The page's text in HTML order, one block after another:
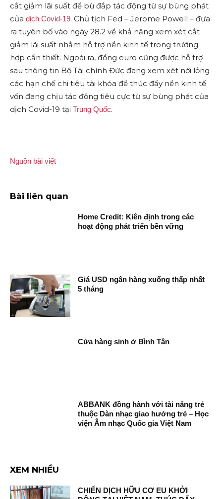
cắt giảm lãi suất để bù đắp tác động từ sự bùng phát
của dịch Covid-19. Chủ tịch Fed – Jerome Powell – đưa
ra tuyên bố vào ngày 28.2 về khả năng xem xét cắt
giảm lãi suất nhằm hỗ trợ nền kinh tế trong trường
hợp cần thiết. Ngoài ra, đồng euro cũng được hỗ trợ
sau thông tin Bộ Tài chính Đức đang xem xét nới lỏng
các hạn chế chi tiêu tài khóa để thúc đẩy nền kinh tế
vốn đang chịu tác động tiêu cực từ sự bùng phát của
dịch Covid-19 tại Trung Quốc.
Nguồn bài viết
Bài liên quan
Home Credit: Kiên định trong các
hoạt động phát triển bền vững
Giá USD ngân hàng xuống thấp nhất
5 tháng
Cửa hàng sinh ở Bình Tân
ABBANK đồng hành với tài năng trẻ
thuộc Dàn nhạc giao hưởng trẻ – Học
viện Âm nhạc Quốc gia Việt Nam
XEM NHIỀU
CHIẾN DỊCH HỮU CƠ EU KHỞI